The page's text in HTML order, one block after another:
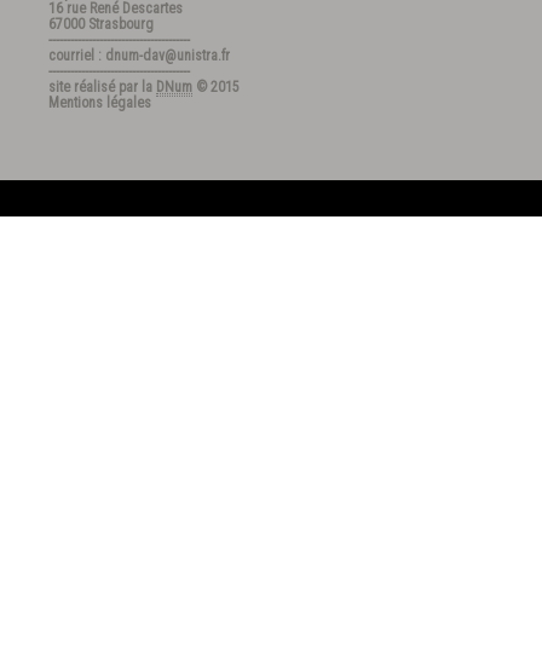
16 rue René Descartes
67000 Strasbourg
---------------------------------------
courriel : dnum-dav@unistra.fr
---------------------------------------
site réalisé par la DNum © 2015
Mentions légales